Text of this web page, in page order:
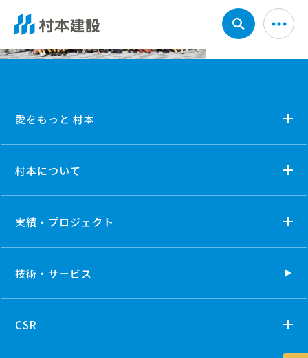
愛をもっと 村本
村本について
実績・プロジェクト
技術・ サービス
CSR